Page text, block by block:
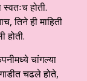
होती.
तिने ही माहिती
होती.
चांगल्या
चढले होते,